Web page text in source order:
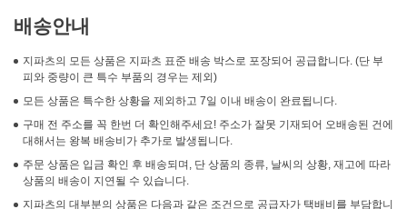
배송안내
지파츠의 모든 상품은 지파츠 표준 배송 박스로 포장되어 공급합니다. (단 부
피와 중량이 큰 특수 부품의 경우는 제외)
모든 상품은 특수한 상황을 제외하고 7일 이내 배송이 완료됩니다.
구매 전 주소를 꼭 한번 더 확인해주세요! 주소가 잘못 기재되어 오배송된 건에
대해서는 왕복 배송비가 추가로 발생됩니다.
주문 상품은 입금 확인 후 배송되며, 단 상품의 종류, 날씨의 상황, 재고에 따라
상품의 배송이 지연될 수 있습니다.
지파츠의 대부분의 상품은 다음과 같은 조건으로 공급자가 택배비를 부담합니